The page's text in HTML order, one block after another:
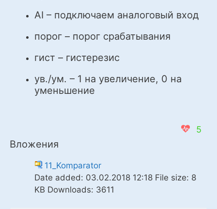
AI – подключаем аналоговый вход
порог – порог срабатывания
гист – гистерезис
ув./ум. – 1 на увеличение, 0 на
уменьшение
5
Вложения
11_Komparator
Date added: 03.02.2018 12:18 File size: 8
KB Downloads: 3611